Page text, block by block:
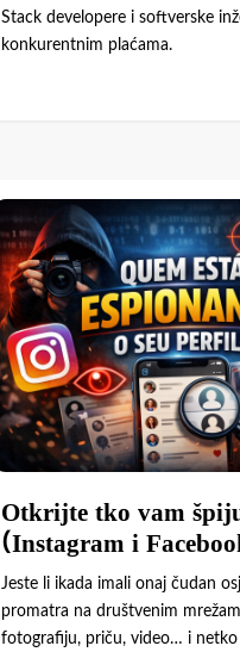
Stack developere i softverske
konkurentnim plaćama.
Otkrijte tko vam
(Instagram i
Jeste li ikada imali onaj čudan
promatra na društvenim
fotografiju, priču, video… i netko